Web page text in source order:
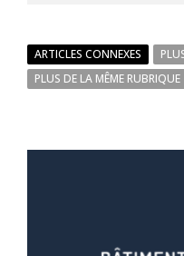
ARTICLES CONNEXES
PLUS DE LA MÊME RUBRIQUE